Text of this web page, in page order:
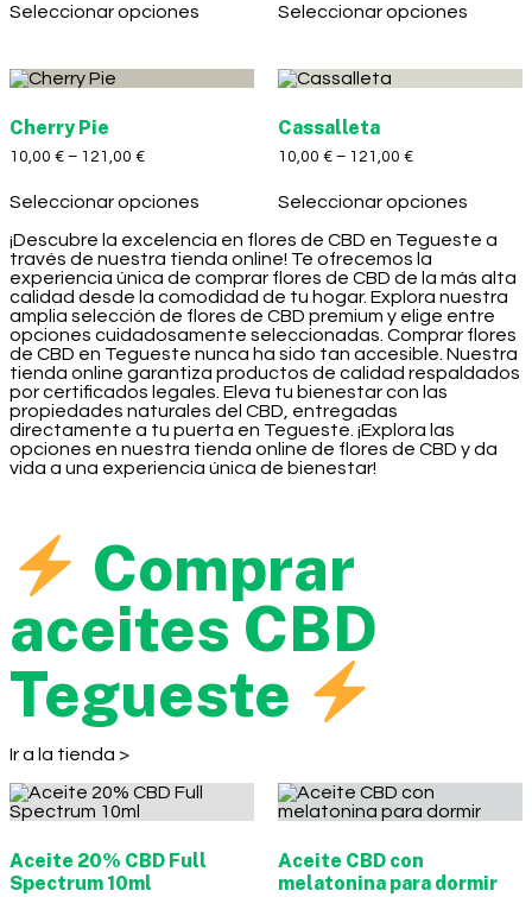
Seleccionar opciones Seleccionar opciones
Cherry Pie
10,00 € – 121,00 €
Seleccionar opciones
Cassalleta
10,00 € – 121,00 €
Seleccionar opciones
¡Descubre la excelencia en flores de CBD en Tegueste a
través de nuestra tienda online! Te ofrecemos la
experiencia única de comprar flores de CBD de la más alta
calidad desde la comodidad de tu hogar. Explora nuestra
amplia selección de flores de CBD premium y elige entre
opciones cuidadosamente seleccionadas. Comprar flores
de CBD en Tegueste nunca ha sido tan accesible. Nuestra
tienda online garantiza productos de calidad respaldados
por certificados legales. Eleva tu bienestar con las
propiedades naturales del CBD, entregadas
directamente a tu puerta en Tegueste. ¡Explora las
opciones en nuestra tienda online de flores de CBD y da
vida a una experiencia única de bienestar!
Comprar
aceites CBD
Tegueste
Ir a la tienda >
Aceite 20% CBD Full
Spectrum 10ml
Aceite CBD con
melatonina para dormir